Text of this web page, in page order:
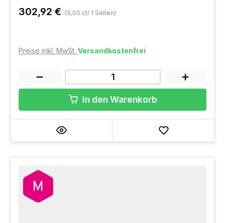
302,92 € (5,05 ct/ 1 Seiten)
Preise inkl. MwSt. Versandkostenfrei
In den Warenkorb